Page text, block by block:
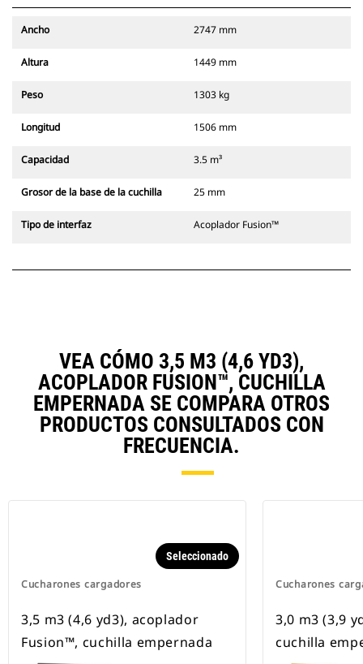
Ancho 2747 mm
Altura 1449 mm
Peso 1303 kg
Longitud 1506 mm
Capacidad 3.5 m³
Grosor de la base de la cuchilla 25 mm
Tipo de interfaz Acoplador Fusion™
VEA CÓMO 3,5 M3 (4,6 YD3),
ACOPLADOR FUSION™, CUCHILLA
EMPERNADA SE COMPARA OTROS
PRODUCTOS CONSULTADOS CON
FRECUENCIA.
Cucharones cargadores
Seleccionado
3,5 m3 (4,6 yd3), acoplador
Fusion™, cuchilla empernada
Cucharones
3,0 m3 (3,9
cuchilla